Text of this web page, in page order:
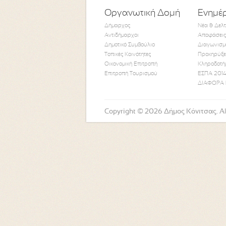
Οργανωτική Δομή
Δήμαρχος
Αντιδήμαρχοι
Δημοτικό Συμβούλιο
Τοπικές Κοινότητες
Οικονομική Επιτροπή
Επιτροπή Τουρισμού
Νέα &
ΕΣΠΑ
ΔΙΑΦΟΡΑ
Copyright © 2026 Δήμος Κόνιτσας.